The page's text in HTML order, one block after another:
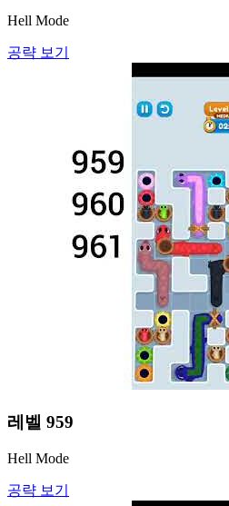
Hell Mode
공략 보기
레벨 959
Hell Mode
공략 보기